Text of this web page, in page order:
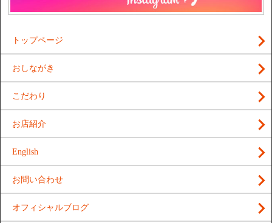
トップページ
おしながき
こだわり
お店紹介
English
お問い合わせ
オフィシャルブログ